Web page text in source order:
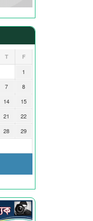
T F
1
7
8
14
15
21
22
28
29